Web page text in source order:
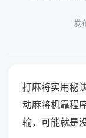
发
打麻将实用秘
动麻将机靠程
输，可能就是